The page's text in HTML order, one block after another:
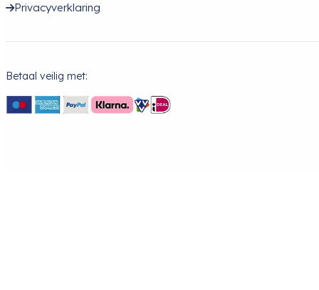
Privacyverklaring
Betaal veilig met: